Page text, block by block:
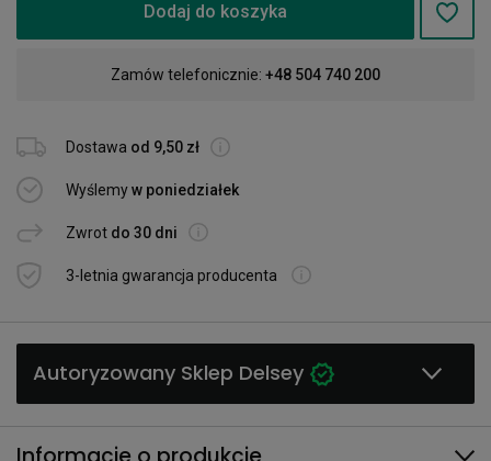
Dodaj do koszyka
Zamów telefonicznie: +48 504 740 200
Dostawa od 9,50 zł
Wyślemyw poniedziałek
Zwrot do 30 dni
3-letnia gwarancja producenta
Autoryzowany Sklep Delsey